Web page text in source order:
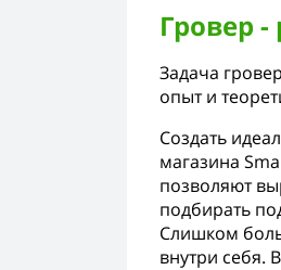
Гровер
Задача
опыт и
Создать
магазина
позволяют
подбирать
Слишком
внутри себя.